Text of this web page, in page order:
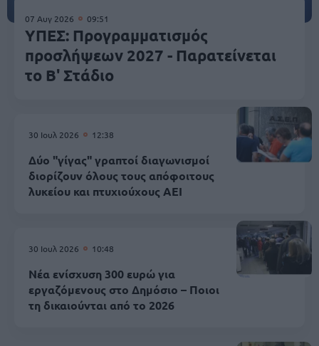
07 Αυγ 2026 09:51
ΥΠΕΣ: Προγραμματισμός
προσλήψεων 2027 - Παρατείνεται
το Β' Στάδιο
30 Ιουλ 2026 12:38
Δύο "γίγας" γραπτοί διαγωνισμοί
διορίζουν όλους τους απόφοιτους
λυκείου και πτυχιούχους ΑΕΙ
30 Ιουλ 2026 10:48
Νέα ενίσχυση 300 ευρώ για
εργαζόμενους στο Δημόσιο – Ποιοι
τη δικαιούνται από το 2026